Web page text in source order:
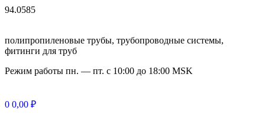
94.0585
полипропиленовые трубы, трубопроводные системы,
фитинги для труб
Режим работы пн. — пт. с 10:00 до 18:00 MSK
0 0,00 ₽